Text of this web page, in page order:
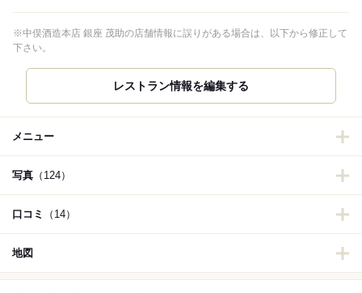
※中俣酒造本店 銀座 茂助の店舗情報に誤りがある場合は、以下から修正して
下さい。
レストラン情報を編集する
メニュー
写真 （124）
口コミ （14）
地図